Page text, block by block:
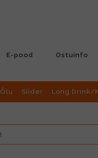
E-pood Ostuinfo
Õlu Siider Long Drink/